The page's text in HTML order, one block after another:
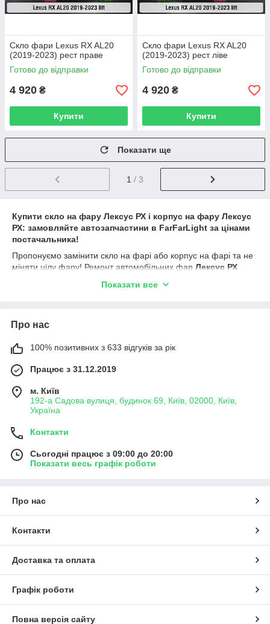
Скло фари Lexus RX AL20
(2019-2023) рест праве
Готово до відправки
4 920 ₴
Купити
Скло фари Lexus RX AL20
(2019-2023) рест ліве
Готово до відправки
4 920 ₴
Купити
Показати ще
1 / 3
Купити скло на фару Лексус РХ і корпус на фару Лексус
РХ: замовляйте автозапчастини в FarFarLight за цінами
постачальника!
Пропонуємо замінити скло на фарі або корпус на фарі та не
міняти цілу фару! Ремонт автомобільних фар Лексус РХ
farfarlight.com.ua, потім звертаєтеся в СТО або до
Lexus RX
дальнього світла, фари денного світла (ходові вогні на авто)
— вибір за вами:
галогенні фари;
led фари;
діодні фари;
неонові фари.
більш ніж 5000 стекол фар і корпусів фар для
іномарок;
імпорт без посередників;
менеджер на зв'язку в месенджерах;
якість автозапчастин
Показати все
Про нас
100% позитивних з 633 відгуків за рік
Працює з 31.12.2019
м. Київ
192-а Садова вулиця, будинок 69, Київ, 02000, Київ,
Україна
Контакти
Сьогодні працює з 09:00 до 20:00
Показати весь графік роботи
Про нас
Контакти
Доставка та оплата
Графік роботи
Повна версія сайту